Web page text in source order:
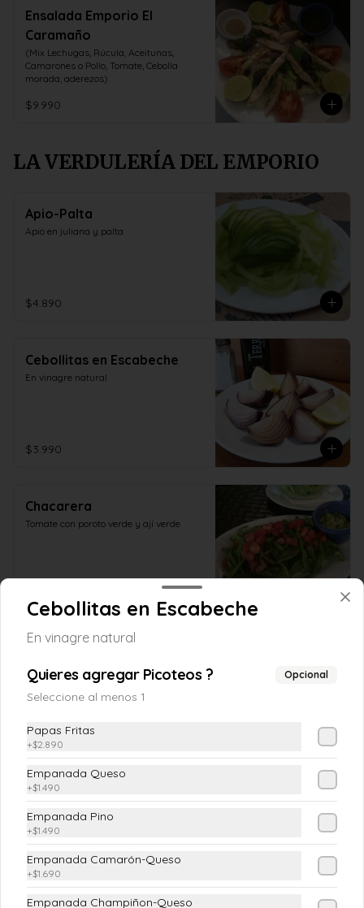
Ensalada Emporio El
Caramaño
(Mix Lechugas, Rúcula, Aceitunas,
Camarones o Pollo, Tomate, Cebolla
morada, aderezos)
$9.990
LA VERDULERÍA DEL EMPORIO
Apio-Palta
Apio en juliana y palta
$4.890
Cebollitas en Escabeche
En vinagre natural
$3.990
Chacarera
Tomate con poroto verde y ají verde
(Tomate, cebolla pluma y cilantro)
$4.190
Ensalada Mixta
(Lechuga costina o Escarola, Tomate,
Pimiento Verde, Cebolla Morada)
$5.890
Cebollitas en Escabeche
En vinagre natural
Quieres agregar Picoteos ? Opcional
Seleccione al menos 1
Papas Fritas
+$2.890
Empanada Queso
+$1.490
Empanada Pino
+$1.490
Empanada Camarón-Queso
+$1.690
Empanada Champiñon-Queso